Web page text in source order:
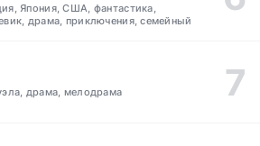
Япония, США, фантастика,
драма, приключения, семейный
драма, мелодрама